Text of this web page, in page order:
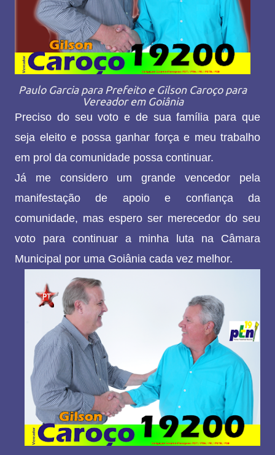
Paulo Garcia para Prefeito e Gilson Caroço para
Vereador em Goiânia
Preciso do seu voto e de sua família para que
seja eleito e possa ganhar força e meu trabalho
em prol da comunidade possa continuar.
Já me considero um grande vencedor pela
manifestação de apoio e confiança da
comunidade, mas espero ser merecedor do seu
voto para continuar a minha luta na Câmara
Municipal por uma Goiânia cada vez melhor.